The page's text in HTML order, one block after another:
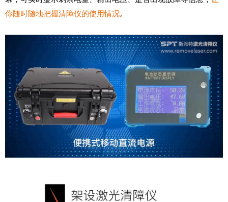
你随时随地把握清障仪的使用情况。